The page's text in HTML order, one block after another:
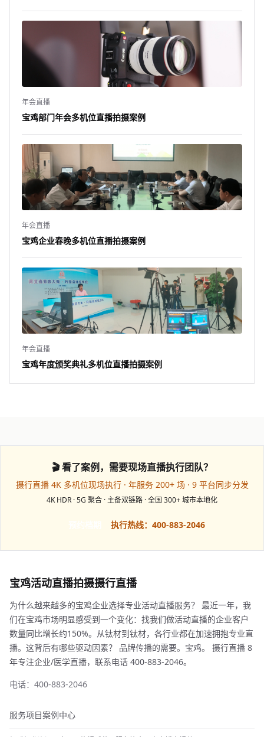
年会直播
宝鸡部门年会多机位直播拍摄案例
年会直播
宝鸡企业春晚多机位直播拍摄案例
年会直播
宝鸡年度颁奖典礼多机位直播拍摄案例
🎬 看了案例，需要现场直播执行团队？
摄行直播 4K 多机位现场执行 · 年服务 200+ 场 · 9 平台同步分发
4K HDR · 5G 聚合 · 主备双链路 · 全国 300+ 城市本地化
执行热线：400-883-2046
宝鸡活动直播拍摄摄行直播
为什么越来越多的宝鸡企业选择专业活动直播服务？ 最近一年，我
们在宝鸡市场明显感受到一个变化：找我们做活动直播的企业客户
数量同比增长约150%。从钛材到钛材，各行业都在加速拥抱专业直
播。这背后有哪些驱动因素？ 品牌传播的需要。宝鸡。 摄行直播 8
年专注企业/医学直播，联系电话 400-883-2046。
电话：400-883-2046
服务项目案例中心